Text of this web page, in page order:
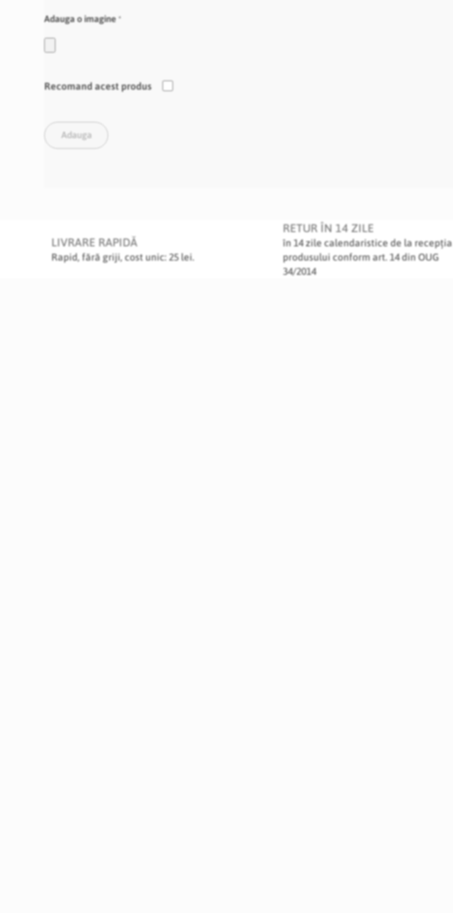
Adauga o imagine
Recomand acest produs
Adauga
LIVRARE RAPIDĂ
Rapid, fără griji, cost unic: 25 lei.
RETUR ÎN 14 ZILE
în 14 zile calendaristice de la recepția
produsului conform art. 14 din OUG
34/2014